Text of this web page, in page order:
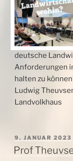
deutsche
Anforderungen
halten zu
Ludwig
Landvolkhaus
AM
9. JANUAR 2023
Prof